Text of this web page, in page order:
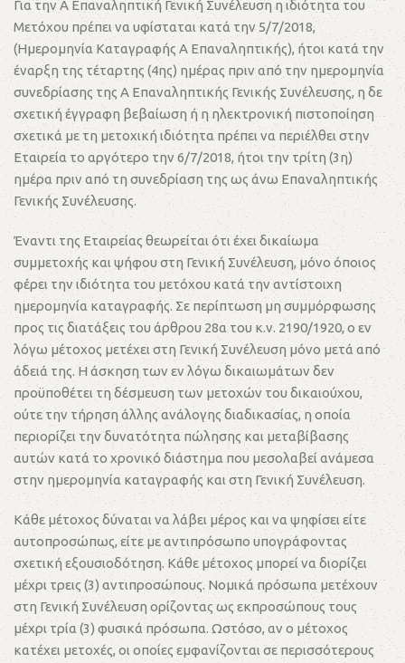
Για την Α Επαναληπτική Γενική Συνέλευση η ιδιότητα του
Μετόχου πρέπει να υφίσταται κατά την 5/7/2018,
(Ημερομηνία Καταγραφής Α Επαναληπτικής), ήτοι κατά την
έναρξη της τέταρτης (4ης) ημέρας πριν από την ημερομηνία
συνεδρίασης της Α Επαναληπτικής Γενικής Συνέλευσης, η δε
σχετική έγγραφη βεβαίωση ή η ηλεκτρονική πιστοποίηση
σχετικά με τη μετοχική ιδιότητα πρέπει να περιέλθει στην
Εταιρεία το αργότερο την 6/7/2018, ήτοι την τρίτη (3η)
ημέρα πριν από τη συνεδρίαση της ως άνω Επαναληπτικής
Γενικής Συνέλευσης.
Έναντι της Εταιρείας θεωρείται ότι έχει δικαίωμα
συμμετοχής και ψήφου στη Γενική Συνέλευση, μόνο όποιος
φέρει την ιδιότητα του μετόχου κατά την αντίστοιχη
ημερομηνία καταγραφής. Σε περίπτωση μη συμμόρφωσης
προς τις διατάξεις του άρθρου 28α του κ.ν. 2190/1920, ο εν
λόγω μέτοχος μετέχει στη Γενική Συνέλευση μόνο μετά από
άδειά της. Η άσκηση των εν λόγω δικαιωμάτων δεν
προϋποθέτει τη δέσμευση των μετοχών του δικαιούχου,
ούτε την τήρηση άλλης ανάλογης διαδικασίας, η οποία
περιορίζει την δυνατότητα πώλησης και μεταβίβασης
αυτών κατά το χρονικό διάστημα που μεσολαβεί ανάμεσα
στην ημερομηνία καταγραφής και στη Γενική Συνέλευση.
Κάθε μέτοχος δύναται να λάβει μέρος και να ψηφίσει είτε
αυτοπροσώπως, είτε με αντιπρόσωπο υπογράφοντας
σχετική εξουσιοδότηση. Κάθε μέτοχος μπορεί να διορίζει
μέχρι τρεις (3) αντιπροσώπους. Νομικά πρόσωπα μετέχουν
στη Γενική Συνέλευση ορίζοντας ως εκπροσώπους τους
μέχρι τρία (3) φυσικά πρόσωπα. Ωστόσο, αν ο μέτοχος
κατέχει μετοχές, οι οποίες εμφανίζονται σε περισσότερους